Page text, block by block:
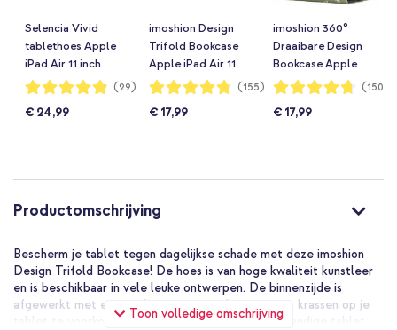
Selencia Vivid
tablethoes Apple
iPad Air 11 inch
(2026) M4 / (2025)
Air 5 (2022) / Air 4
Waardering:
97%
(29)
€ 24,99
imoshion Design
Trifold Bookcase
Apple iPad Air 11
inch (2026) M4 /
M2 / Air 5 (2022) /
Waardering:
95%
(155)
€ 17,99
imoshion 360°
Draaibare Design
Bookcase Apple
iPad Air 5 (2022) /
Green Flowers
Waardering:
94%
(150)
€ 17,99
Productomschrijving
Toon volledige omschrijving
Bescherm je tablet tegen dagelijkse schade met deze imoshion
Design Trifold Bookcase! De hoes is van hoge kwaliteit kunstleer
en is beschikbaar in vele leuke ontwerpen. De binnenzijde is
afgewerkt met een zachte, microvezel voering om krassen op je
tablet te voorkomen. Van de voorflap kan je een handige tablet